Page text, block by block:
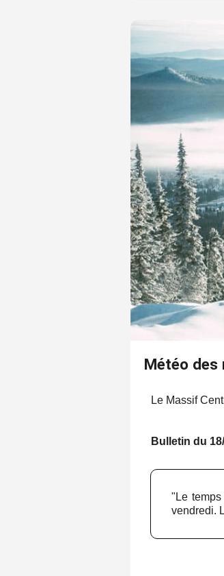
Météo des
Le Massif
Bulletin du
"Le
vendredi.